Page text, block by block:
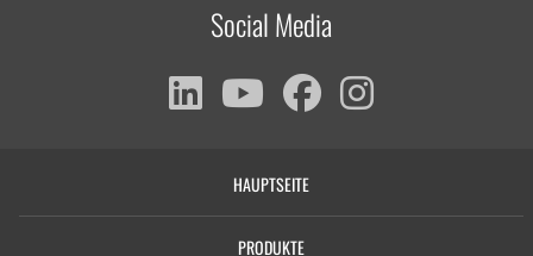
Social Media
HAUPTSEITE
PRODUKTE